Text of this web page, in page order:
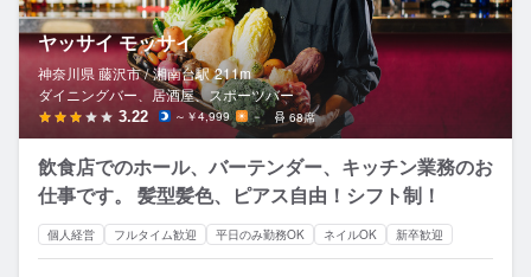
ヤッサイ モッサイ
神奈川県 藤沢市 / 湘南台駅 211m
ダイニングバー、居酒屋、スポーツバー
3.22 ～￥4,999 － 68席
飲食店でのホール、バーテンダー、キッチン業務のお
仕事です。 髪型髪色、ピアス自由！シフト制！
個人経営 フルタイム歓迎 平日のみ勤務OK ネイルOK 新卒歓迎